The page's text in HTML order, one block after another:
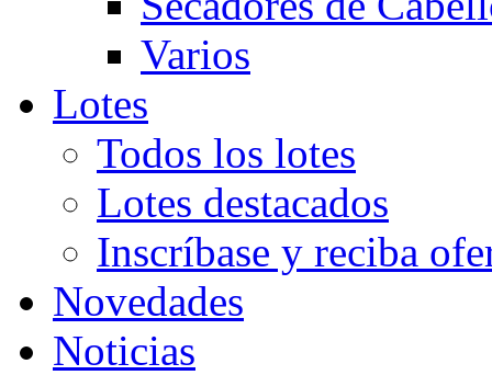
Varios
Lotes
Todos los lotes
Lotes destacados
Inscríbase y reciba
Novedades
Noticias